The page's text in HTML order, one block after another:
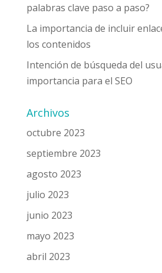
palabras clave paso a paso?
La importancia de incluir
los contenidos
Intención de búsqueda del
importancia para el SEO
Archivos
octubre 2023
septiembre 2023
agosto 2023
julio 2023
junio 2023
mayo 2023
abril 2023